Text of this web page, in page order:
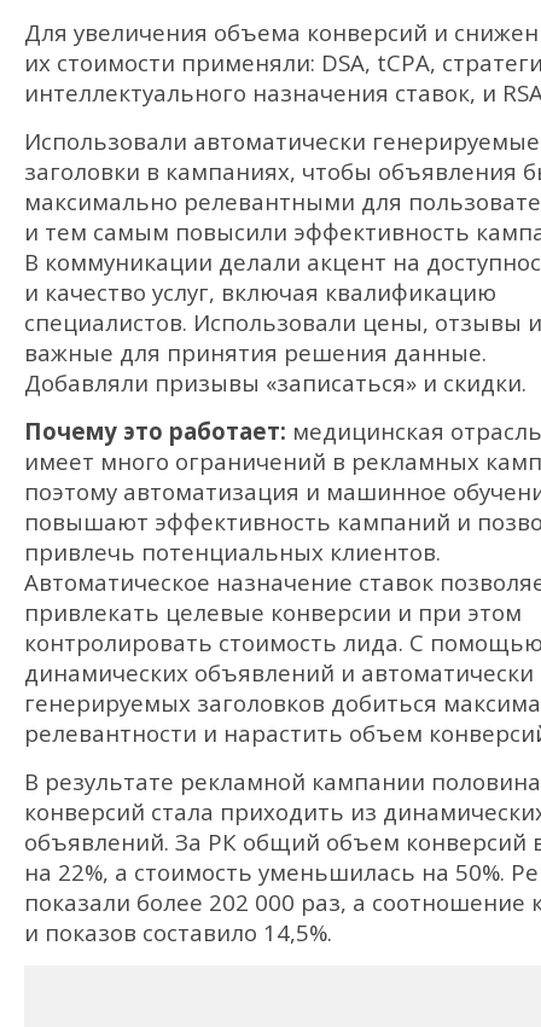
Для увеличения объема конверсий и
их стоимости применяли: DSA, tCPA,
интеллектуального назначения ставок, и
Использовали автоматически генерируемые
заголовки в кампаниях, чтобы объявления
максимально релевантными для
и тем самым повысили эффективность
В коммуникации делали акцент на
и качество услуг, включая квалификацию
специалистов. Использовали цены, отзывы
важные для принятия решения данные.
Добавляли призывы «записаться» и скидки.
Почему это работает: медицинская отрасль
имеет много ограничений в рекламных
поэтому автоматизация и машинное
повышают эффективность кампаний и
привлечь потенциальных клиентов.
Автоматическое назначение ставок
привлекать целевые конверсии и при этом
контролировать стоимость лида. С
динамических объявлений и автоматически
генерируемых заголовков добиться
релевантности и нарастить объем
В результате рекламной кампании половина
конверсий стала приходить из
объявлений. За РК общий объем конверсий
на 22%, а стоимость уменьшилась на 50%.
показали более 202 000 раз, а соотношение
и показов составило 14,5%.